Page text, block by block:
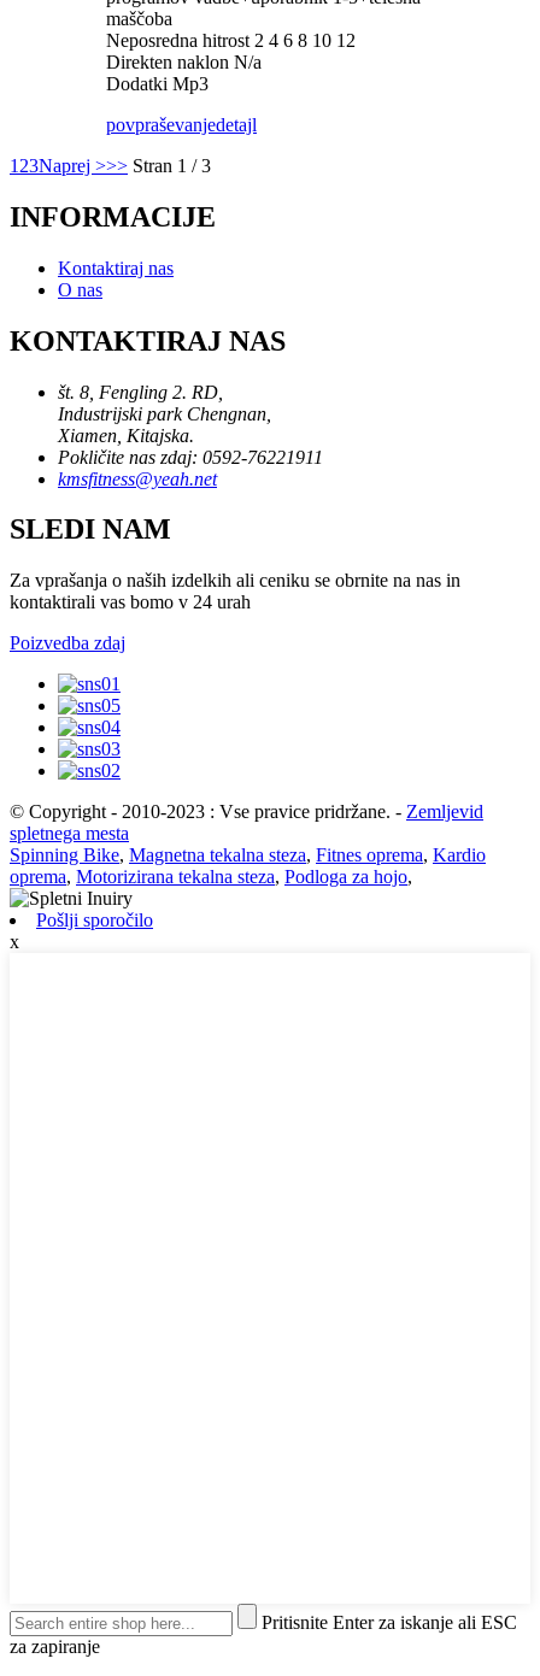
maščoba
Neposredna hitrost 2 4 6 8 10 12
Direkten naklon N/a
Dodatki Mp3
povpraševanjedetajl
1 23Naprej >>> Stran 1 / 3
INFORMACIJE
Kontaktiraj nas
O nas
KONTAKTIRAJ NAS
št. 8, Fengling 2. RD,
Industrijski park Chengnan,
Xiamen, Kitajska.
Pokličite nas zdaj: 0592-76221911
kmsfitness@yeah.net
SLEDI NAM
Za vprašanja o naših izdelkih ali ceniku se obrnite na nas in
kontaktirali vas bomo v 24 urah
Poizvedba zdaj
© Copyright - 2010-2023 : Vse pravice pridržane. - Zemljevid
spletnega mesta
Spinning Bike, Magnetna tekalna steza, Fitnes oprema, Kardio
oprema, Motorizirana tekalna steza, Podloga za hojo,
Pošlji sporočilo
x
Pritisnite Enter za iskanje ali ESC
za zapiranje